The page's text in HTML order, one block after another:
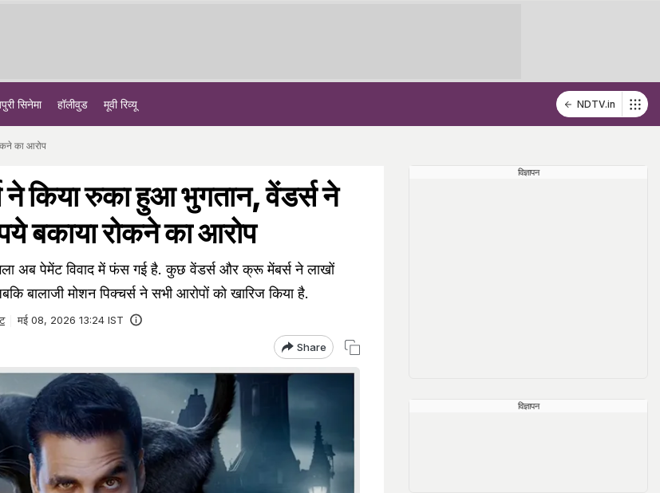
सिनेमा हॉलीवुड मूवी रिव्यू NDTV.in
का आरोप
किया रुका हुआ भुगतान, वेंडर्स ने
बकाया रोकने का आरोप
अब पेमेंट विवाद में फंस गई है. कुछ वेंडर्स और क्रू मेंबर्स ने लाखों
बालाजी मोशन पिक्चर्स ने सभी आरोपों को खारिज किया है.
मई 08, 2026 13:24 IST
Share
विज्ञापन
विज्ञापन